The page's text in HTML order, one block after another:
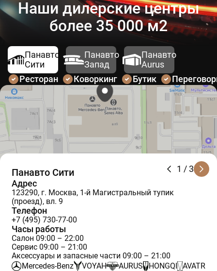
Наши дилерские центры
более 35 000 м2
Панавто
Сити
Панавто
Запад
Панавто
Aurus
Ресторан
Коворкинг Бутик
1 / 3
Панавто Сити
Адрес
123290, г. Москва, 1-й Магистральный тупик
(проезд), вл. 9
Телефон
+7 (495) 730-77-00
Часы работы
Салон 09:00 – 22:00
Сервис 09:00 – 21:00
Аксессуары и запасные части 09:00 – 21:00
Mercedes-Benz
VOYAH AURUS HONGQI
AVATR